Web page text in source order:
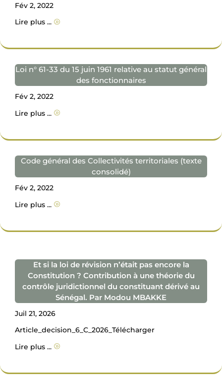
Fév 2, 2022
Lire plus ... A
Loi n° 61-33 du 15 juin 1961 relative au statut général
des fonctionnaires
Fév 2, 2022
Lire plus ... A
Code général des Collectivités territoriales (texte
consolidé)
Fév 2, 2022
Lire plus ... A
Et si la loi de révision n’était pas encore la
Constitution ? Contribution à une théorie du
contrôle juridictionnel du constituant dérivé au
Sénégal. Par Modou MBAKKE
Juil 21, 2026
Article_decision_6_C_2026_Télécharger
Lire plus ... A